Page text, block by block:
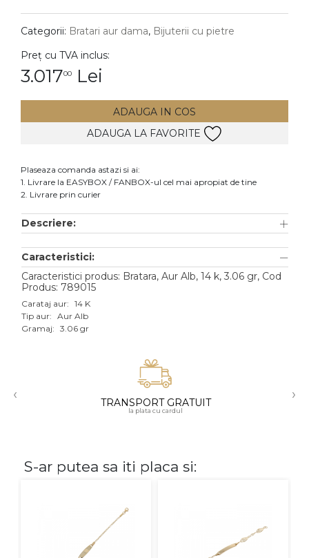
DIAMANTE Vezi toate
Cercei
Accesorii
Aur alb
Aur roz
Aur mixt
18K
Categorii: Bratari aur dama, Bijuterii cu pietre
Preț cu TVA inclus:
3.01700 Lei
ADAUGA IN COS
ADAUGA LA FAVORITE
Plaseaza comanda astazi si ai:
1. Livrare la EASYBOX / FANBOX-ul cel mai apropiat de tine
2. Livrare prin curier
Descriere:
Caracteristici:
Caracteristici produs: Bratara, Aur Alb, 14 k, 3.06 gr, Cod
Produs: 789015
Carataj aur: 14 K
Tip aur: Aur Alb
Gramaj: 3.06 gr
‹ TRANSPORT GRATUIT
la plata cu cardul
›
S-ar putea sa iti placa si: